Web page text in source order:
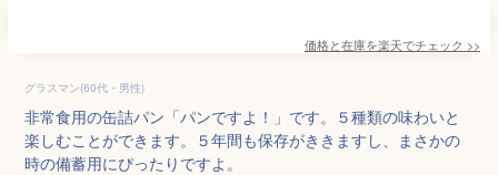
価格と在庫を楽天でチェック >>
グラスマン(60代・男性)
非常食用の缶詰パン「パンですよ！」です。５種類の味わいと
楽しむことができます。５年間も保存がききますし、まさかの
時の備蓄用にぴったりですよ。